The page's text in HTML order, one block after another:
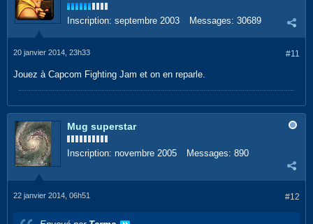
Inscription: septembre 2003 Messages: 30689
#11
20 janvier 2014, 23h33
Jouez à Capcom Fighting Jam et on en reparle.
Mug superstar
Inscription: novembre 2005 Messages: 890
#12
22 janvier 2014, 06h51